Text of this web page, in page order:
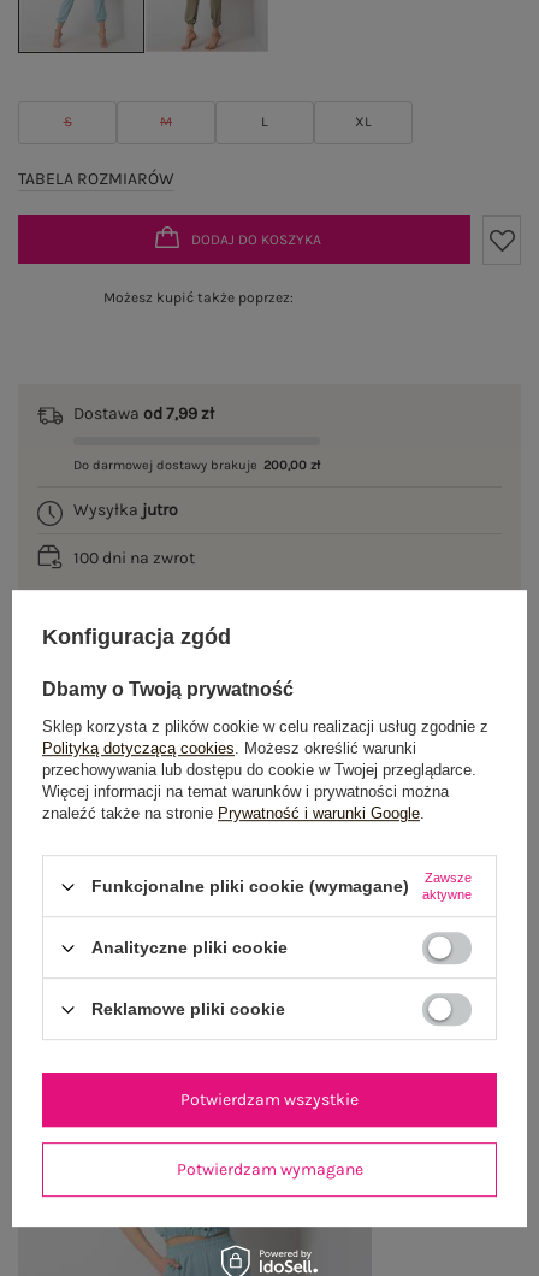
S M L XL
TABELA ROZMIARÓW
DODAJ DO KOSZYKA
Możesz kupić także poprzez:
Dostawa od 7,99 zł
Do darmowej dostawy brakuje 200,00 zł
Wysyłka jutro
100 dni na zwrot
GŁÓWNE PARAMETRY
OPINIE O PRODUKCIE (0)
ZWROTY I REKLAMACJE
OSTATNIO OGLĄDANE
Zobacz wszystko
Konfiguracja zgód
Dbamy o Twoją prywatność
Sklep korzysta z plików cookie w celu realizacji usług zgodnie z
Polityką dotyczącą cookies. Możesz określić warunki
przechowywania lub dostępu do cookie w Twojej przeglądarce.
Więcej informacji na temat warunków i prywatności można
znaleźć także na stronie Prywatność i warunki Google.
Funkcjonalne pliki cookie (wymagane)
Zawsze
aktywne
Analityczne pliki cookie
Reklamowe pliki cookie
Potwierdzam wymagane
Potwierdzam wszystkie